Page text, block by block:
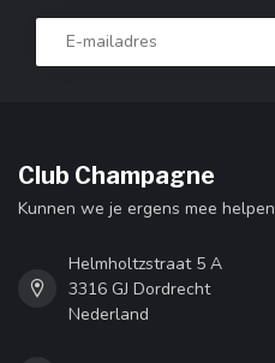
Club Champagne
Kunnen we je ergens mee helpen
Helmholtzstraat 5 A
3316 GJ Dordrecht
Nederland